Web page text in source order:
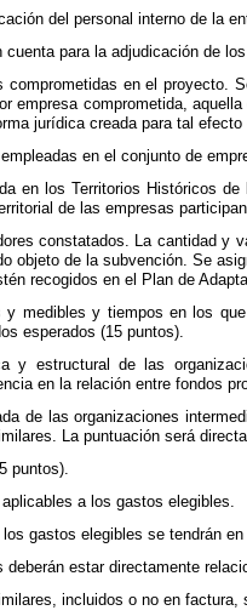
del personal interno de la
cuenta para la adjudicación de
comprometidas en el proyecto.
empresa comprometida,
jurídica creada para tal efecto
en el conjunto de
en los Territorios Históricos
de las empresas
constatados. La cantidad y
objeto de la subvención. Se
recogidos en el Plan de
y medibles y tiempos en los
esperados (15 puntos).
y estructural de las
en la relación entre fondos
de las organizaciones
La puntuación será
puntos).
a los gastos elegibles.
gastos elegibles se tendrán
deberán estar directamente
incluidos o no en